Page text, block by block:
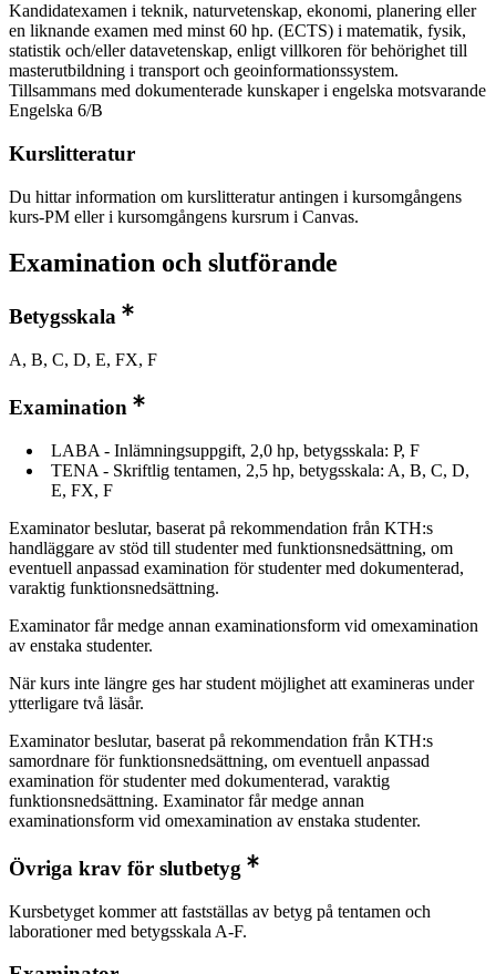
Kandidatexamen i teknik, naturvetenskap, ekonomi, planering eller
en liknande examen med minst 60 hp. (ECTS) i matematik, fysik,
statistik och/eller datavetenskap, enligt villkoren för behörighet till
masterutbildning i transport och geoinformationssystem.
Tillsammans med dokumenterade kunskaper i engelska motsvarande
Engelska 6/B
Kurslitteratur
Du hittar information om kurslitteratur antingen i kursomgångens
kurs-PM eller i kursomgångens kursrum i Canvas.
Examination och slutförande
Betygsskala
A, B, C, D, E, FX, F
Examination
LABA - Inlämningsuppgift, 2,0 hp, betygsskala: P, F
TENA - Skriftlig tentamen, 2,5 hp, betygsskala: A, B, C, D,
E, FX, F
Examinator beslutar, baserat på rekommendation från KTH:s
handläggare av stöd till studenter med funktionsnedsättning, om
eventuell anpassad examination för studenter med dokumenterad,
varaktig funktionsnedsättning.
Examinator får medge annan examinationsform vid omexamination
av enstaka studenter.
När kurs inte längre ges har student möjlighet att examineras under
ytterligare två läsår.
Examinator beslutar, baserat på rekommendation från KTH:s
samordnare för funktionsnedsättning, om eventuell anpassad
examination för studenter med dokumenterad, varaktig
funktionsnedsättning. Examinator får medge annan
examinationsform vid omexamination av enstaka studenter.
Övriga krav för slutbetyg
Kursbetyget kommer att fastställas av betyg på tentamen och
laborationer med betygsskala A-F.